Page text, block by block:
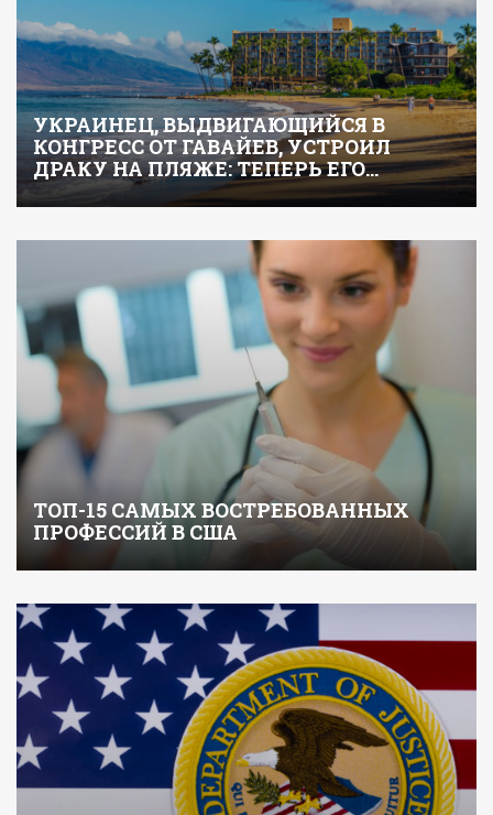
УКРАИНЕЦ, ВЫДВИГАЮЩИЙСЯ В
КОНГРЕСС ОТ ГАВАЙЕВ, УСТРОИЛ
ДРАКУ НА ПЛЯЖЕ: ТЕПЕРЬ ЕГО…
ТОП-15 САМЫХ ВОСТРЕБОВАННЫХ
ПРОФЕССИЙ В США